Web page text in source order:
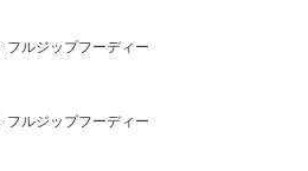
フルジップフーディー
フルジップフーディー